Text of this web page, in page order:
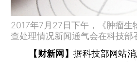
2017年7月27日下午，《肿瘤生
查处理情况新闻通气会在科技部
【财新网】据科技部网站